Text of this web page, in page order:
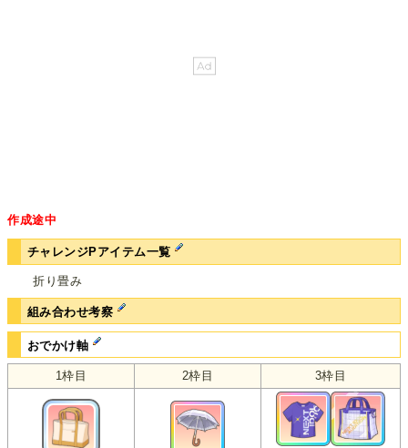
作成途中
チャレンジPアイテム一覧
折り畳み
組み合わせ考察
おでかけ軸
1枠目 2枠目 3枠目